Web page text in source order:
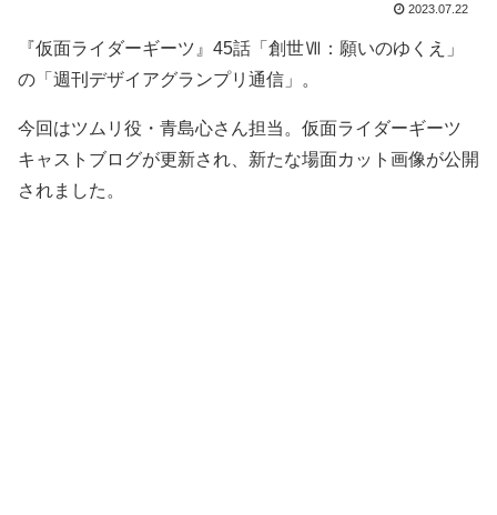
2023.07.22
『仮面ライダーギーツ』45話「創世Ⅶ：願いのゆくえ」
の「週刊デザイアグランプリ通信」。
今回はツムリ役・青島心さん担当。仮面ライダーギーツ
キャストブログが更新され、新たな場面カット画像が公開
されました。